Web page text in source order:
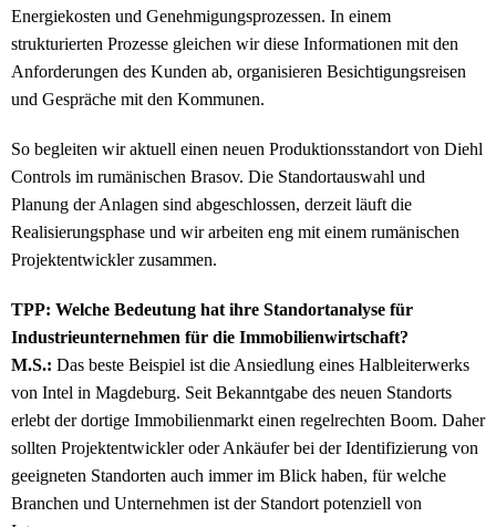
Energiekosten und Genehmigungsprozessen. In einem
strukturierten Prozesse gleichen wir diese Informationen mit den
Anforderungen des Kunden ab, organisieren Besichtigungsreisen
und Gespräche mit den Kommunen.
So begleiten wir aktuell einen neuen Produktionsstandort von Diehl
Controls im rumänischen Brasov. Die Standortauswahl und
Planung der Anlagen sind abgeschlossen, derzeit läuft die
Realisierungsphase und wir arbeiten eng mit einem rumänischen
Projektentwickler zusammen.
TPP: Welche Bedeutung hat ihre Standortanalyse für
Industrieunternehmen für die Immobilienwirtschaft?
M.S.: Das beste Beispiel ist die Ansiedlung eines Halbleiterwerks
von Intel in Magdeburg. Seit Bekanntgabe des neuen Standorts
erlebt der dortige Immobilienmarkt einen regelrechten Boom. Daher
sollten Projektentwickler oder Ankäufer bei der Identifizierung von
geeigneten Standorten auch immer im Blick haben, für welche
Branchen und Unternehmen ist der Standort potenziell von